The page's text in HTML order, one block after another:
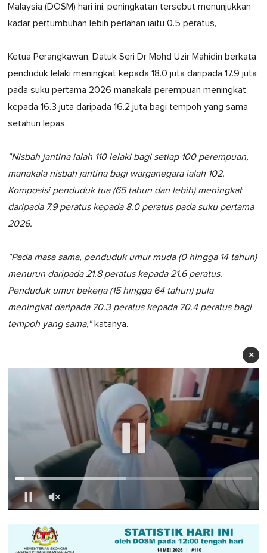
Malaysia (DOSM) hari ini, peningkatan tersebut menunjukkan
kadar pertumbuhan lebih perlahan iaitu 0.5 peratus,
Ketua Perangkawan, Datuk Seri Dr Mohd Uzir Mahidin berkata
penduduk lelaki meningkat kepada 18.0 juta daripada 17.9 juta
pada suku pertama 2026 manakala perempuan meningkat
kepada 16.3 juta daripada 16.2 juta bagi tempoh yang sama
setahun lepas.
"Nisbah jantina ialah 110 lelaki bagi setiap 100 perempuan,
manakala nisbah jantina bagi warganegara ialah 102.
Komposisi penduduk tua (65 tahun dan lebih) meningkat
daripada 7.9 peratus kepada 8.0 peratus pada suku pertama
2026.
"Pada masa sama, penduduk umur muda (0 hingga 14 tahun)
menurun daripada 21.8 peratus kepada 21.6 peratus.
Penduduk umur bekerja (15 hingga 64 tahun) pula
meningkat daripada 70.3 peratus kepada 70.4 peratus bagi
tempoh yang sama,"katanya.
×
of
minute,